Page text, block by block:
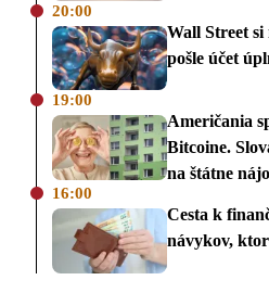
20:00
Wall Street
pošle účet
19:00
Američania
Bitcoine.
na štátne
16:00
Cesta k
návykov,